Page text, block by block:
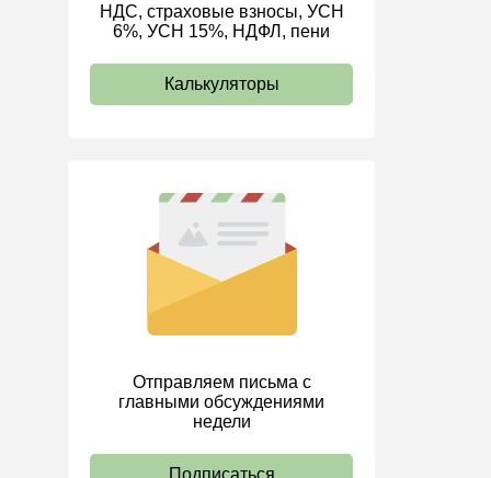
ИП
НДС, страховые взносы, УСН
6%, УСН 15%, НДФЛ, пени
Калькуляторы
Отправляем письма с
главными обсуждениями
недели
Подписаться